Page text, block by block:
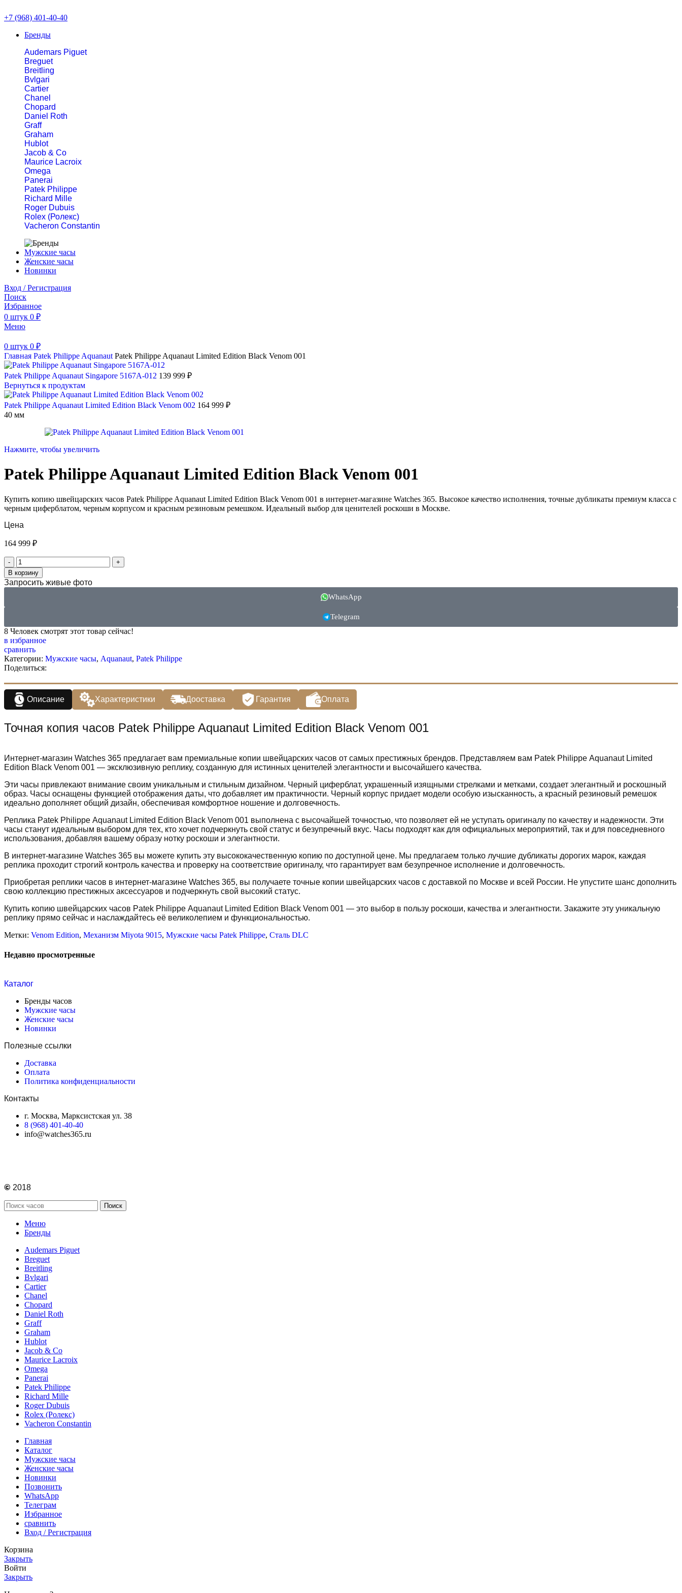
+7 (968) 401-40-40
Бренды
Audemars Piguet
Breguet
Breitling
Bvlgari
Cartier
Chanel
Chopard
Daniel Roth
Graff
Graham
Hublot
Jacob & Co
Maurice Lacroix
Omega
Panerai
Patek Philippe
Richard Mille
Roger Dubuis
Rolex (Ролекс)
Vacheron Constantin
Мужские часы
Женские часы
Новинки
Вход / Регистрация
Поиск
Избранное
0 штук 0 ₽
Меню
0 штук 0 ₽
Главная Patek Philippe Aquanaut Patek Philippe Aquanaut Limited Edition Black Venom 001
Patek Philippe Aquanaut Singapore 5167A-012 139 999 ₽
Вернуться к продуктам
Patek Philippe Aquanaut Limited Edition Black Venom 002 164 999 ₽
40 мм
Нажмите, чтобы увеличить
Patek Philippe Aquanaut Limited Edition Black Venom 001
Купить копию швейцарских часов Patek Philippe Aquanaut Limited Edition Black Venom 001 в интернет-магазине Watches 365. Высокое качество исполнения, точные дубликаты премиум класса с
черным циферблатом, черным корпусом и красным резиновым ремешком. Идеальный выбор для ценителей роскоши в Москве.
Цена
164 999 ₽
В корзину
Запросить живые фото
WhatsApp
Telegram
8 Человек смотрят этот товар сейчас!
в избранное
сравнить
Категории: Мужские часы, Aquanaut, Patek Philippe
Поделиться:
Описание Характеристики Дооставка Гарантия Оплата
Точная копия часов Patek Philippe Aquanaut Limited Edition Black Venom 001
Интернет-магазин Watches 365 предлагает вам премиальные копии швейцарских часов от самых престижных брендов. Представляем вам Patek Philippe Aquanaut Limited
Edition Black Venom 001 — эксклюзивную реплику, созданную для истинных ценителей элегантности и высочайшего качества.
Эти часы привлекают внимание своим уникальным и стильным дизайном. Черный циферблат, украшенный изящными стрелками и метками, создает элегантный и роскошный
образ. Часы оснащены функцией отображения даты, что добавляет им практичности. Черный корпус придает модели особую изысканность, а красный резиновый ремешок
идеально дополняет общий дизайн, обеспечивая комфортное ношение и долговечность.
Реплика Patek Philippe Aquanaut Limited Edition Black Venom 001 выполнена с высочайшей точностью, что позволяет ей не уступать оригиналу по качеству и надежности. Эти
часы станут идеальным выбором для тех, кто хочет подчеркнуть свой статус и безупречный вкус. Часы подходят как для официальных мероприятий, так и для повседневного
использования, добавляя вашему образу нотку роскоши и элегантности.
В интернет-магазине Watches 365 вы можете купить эту высококачественную копию по доступной цене. Мы предлагаем только лучшие дубликаты дорогих марок, каждая
реплика проходит строгий контроль качества и проверку на соответствие оригиналу, что гарантирует вам безупречное исполнение и долговечность.
Приобретая реплики часов в интернет-магазине Watches 365, вы получаете точные копии швейцарских часов с доставкой по Москве и всей России. Не упустите шанс дополнить
свою коллекцию престижных аксессуаров и подчеркнуть свой высокий статус.
Купить копию швейцарских часов Patek Philippe Aquanaut Limited Edition Black Venom 001 — это выбор в пользу роскоши, качества и элегантности. Закажите эту уникальную
реплику прямо сейчас и наслаждайтесь её великолепием и функциональностью.
Метки: Venom Edition, Механизм Miyota 9015, Мужские часы Patek Philippe, Сталь DLC
Недавно просмотренные
Каталог
Бренды часов
Мужские часы
Женские часы
Новинки
Полезные ссылки
Доставка
Оплата
Политика конфиденциальности
Контакты
г. Москва, Марксистская ул. 38
8 (968) 401-40-40
info@watches365.ru
© 2018
Поиск
Меню
Бренды
Audemars Piguet
Breguet
Breitling
Bvlgari
Cartier
Chanel
Chopard
Daniel Roth
Graff
Graham
Hublot
Jacob & Co
Maurice Lacroix
Omega
Panerai
Patek Philippe
Richard Mille
Roger Dubuis
Rolex (Ролекс)
Vacheron Constantin
Главная
Каталог
Мужские часы
Женские часы
Новинки
Позвонить
WhatsApp
Телеграм
Избранное
сравнить
Вход / Регистрация
Корзина
Закрыть
Войти
Закрыть